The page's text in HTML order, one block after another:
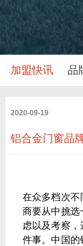
加盟快讯 品
2020-09-19
铝合金门窗品
在众多档次不
商要从中挑选
虑以及考察
件事。中国的